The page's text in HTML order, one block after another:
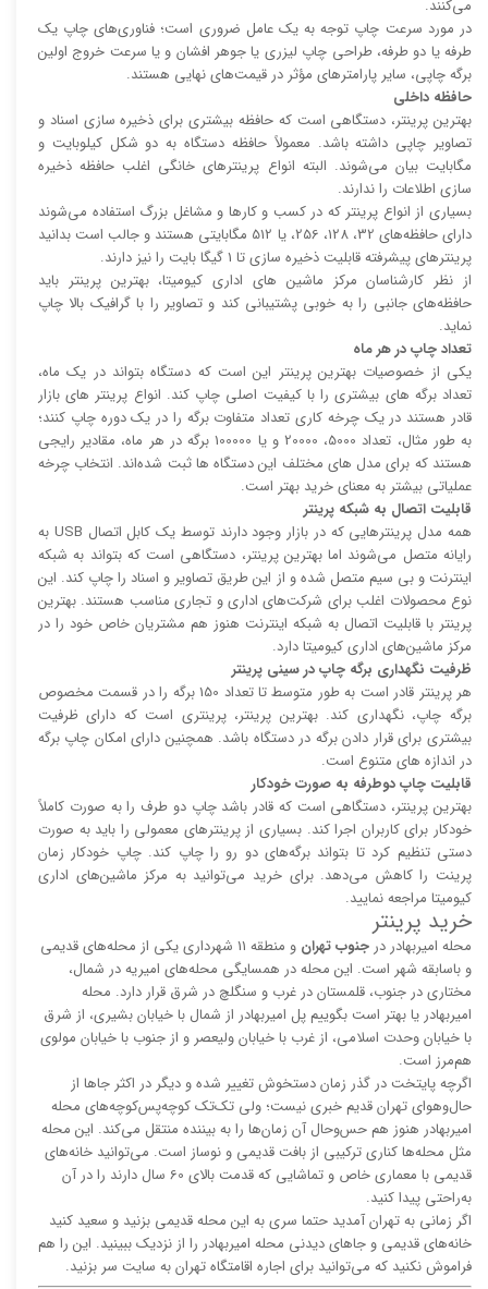
می‌کنند.
در مورد سرعت چاپ توجه به یک عامل ضروری است؛ فناوری‌های چاپ یک
طرفه یا دو طرفه، طراحی چاپ لیزری یا جوهر افشان و یا سرعت خروج اولین
برگه چاپی، سایر پارامتر‌های مؤثر در قیمت‌های نهایی هستند.
حافظه داخلی
بهترین پرینتر، دستگاهی است که حافظه بیشتری برای ذخیره سازی اسناد و
تصاویر چاپی داشته باشد. معمولاً حافظه دستگاه به دو شکل کیلوبایت و
مگابایت بیان می‌شوند. البته انواع پرینتر‌های خانگی اغلب حافظه ذخیره
سازی اطلاعات را ندارند.
بسیاری از انواع پرینتر که در کسب و کار‌ها و مشاغل بزرگ استفاده می‌شوند
دارای حافظه‌های 32، 128، 256، یا 512 مگابایتی هستند و جالب است بدانید
پرینتر‌های پیشرفته قابلیت ذخیره سازی تا 1 گیگا بایت را نیز دارند.
از نظر کارشناسان مرکز ماشین های اداری کیومیتا، بهترین پرینتر باید
حافظه‌های جانبی را به خوبی پشتیبانی کند و تصاویر را با گرافیک بالا چاپ
نماید.
تعداد چاپ در هر ماه
یکی از خصوصیات بهترین پرینتر این است که دستگاه بتواند در یک ماه،
تعداد برگه های بیشتری را با کیفیت اصلی چاپ کند. انواع پرینتر های بازار
قادر هستند در یک چرخه کاری تعداد متفاوت برگه را در یک دوره چاپ کنند؛
به طور مثال، تعداد 5000، 20000 و یا 100000 برگه در هر ماه، مقادیر رایجی
هستند که برای مدل های مختلف این دستگاه ها ثبت شده‌اند. انتخاب چرخه
عملیاتی بیشتر به معنای خرید بهتر است.
قابلیت اتصال به شبکه پرینتر
همه مدل پرینتر‌هایی که در بازار وجود دارند توسط یک کابل اتصال USB به
رایانه متصل می‌شوند اما بهترین پرینتر، دستگاهی است که بتواند به شبکه
اینترنت و بی سیم متصل شده و از این طریق تصاویر و اسناد را چاپ کند. این
نوع محصولات اغلب برای شرکت‌های اداری و تجاری مناسب هستند. بهترین
پرینتر با قابلیت اتصال به شبکه اینترنت هنوز هم مشتریان خاص خود را در
مرکز ماشین‌های اداری کیومیتا دارد.
ظرفیت نگهداری برگه چاپ در سینی پرینتر
هر پرینتر قادر است به طور متوسط تا تعداد 150 برگه را در قسمت مخصوص
برگه چاپ، نگهداری کند. بهترین پرینتر، پرینتری است که دارای ظرفیت
بیشتری برای قرار دادن برگه در دستگاه باشد. همچنین دارای امکان چاپ برگه
در اندازه های متنوع است.
قابلیت چاپ دوطرفه به صورت خودکار
بهترین پرینتر، دستگاهی است که قادر باشد چاپ دو طرف را به صورت کاملاً
خودکار برای کاربران اجرا کند. بسیاری از پرینتر‌های معمولی را باید به صورت
دستی تنظیم کرد تا بتواند برگه‌های دو رو را چاپ کند. چاپ خودکار زمان
پرینت را کاهش می‌دهد. برای خرید می‌توانید به مرکز ماشین‌های اداری
کیومیتا مراجعه نمایید.
خرید پرینتر
محله امیربهادر در جنوب تهران
و منطقه 11 شهرداری یکی از محله‌های قدیمی
و باسابقه شهر است. این محله در همسایگی محله‌های امیریه در شمال،
مختاری در جنوب، قلمستان در غرب و سنگلچ در شرق قرار دارد. محله
امیربهادر یا بهتر است بگوییم پل امیربهادر از شمال با خیابان بشیری، از شرق
با خیابان وحدت اسلامی، از غرب با خیابان ولیعصر و از جنوب با خیابان مولوی
هم‌مرز است.
اگرچه پایتخت در گذر زمان دستخوش تغییر شده و دیگر در اکثر جاها از
حال‌و‌هوای تهران قدیم خبری نیست؛ ولی تک‌‎تک کوچه‌پس‌کوچه‌های محله
امیربهادر هنوز هم حس‌و‌حال آن زمان‌ها را به بیننده منتقل می‌کند. این محله
مثل محله‌ها کناری ترکیبی از بافت قدیمی و نوساز است. می‌‌توانید خانه‌های
قدیمی با معماری خاص و تماشایی که قدمت بالای 60 سال دارند را در آن
به‌راحتی پیدا کنید.
اگر زمانی به تهران آمدید حتما سری به این محله قدیمی بزنید و سعید کنید
خانه‌های قدیمی و جاهای دیدنی محله امیربهادر را از نزدیک ببینید. این را هم
فراموش نکنید که می‌توانید برای اجاره اقامتگاه تهران به سایت سر بزنید.